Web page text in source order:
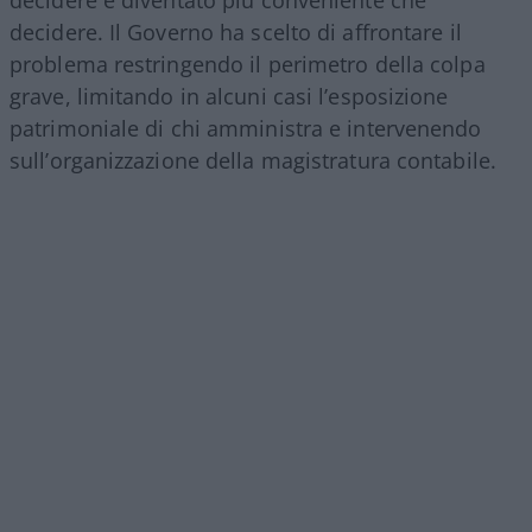
decidere. Il Governo ha scelto di affrontare il
problema restringendo il perimetro della colpa
grave, limitando in alcuni casi l’esposizione
patrimoniale di chi amministra e intervenendo
sull’organizzazione della magistratura contabile.